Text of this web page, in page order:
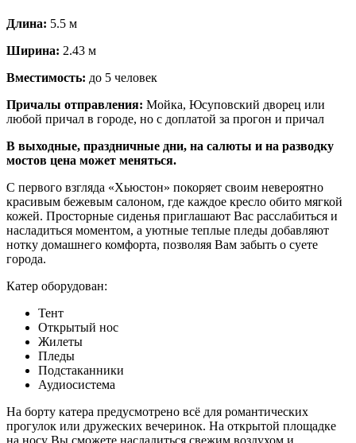
Длина: 5.5 м
Ширина: 2.43 м
Вместимость: до 5 человек
Причалы отправления: Мойка, Юсуповский дворец или
любой причал в городе, но с доплатой за прогон и причал
В выходные, праздничные дни, на салюты и на разводку
мостов цена может меняться.
С первого взгляда «Хьюстон» покоряет своим невероятно
красивым бежевым салоном, где каждое кресло обито мягкой
кожей. Просторные сиденья приглашают Вас расслабиться и
насладиться моментом, а уютные теплые пледы добавляют
нотку домашнего комфорта, позволяя Вам забыть о суете
города.
Катер оборудован:
Тент
Открытый нос
Жилеты
Пледы
Подстаканники
Аудиосистема
На борту катера предусмотрено всё для романтических
прогулок или дружеских вечеринок. На открытой площадке
на носу Вы сможете насладиться свежим воздухом и